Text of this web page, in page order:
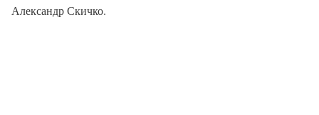
Александр Скичко.